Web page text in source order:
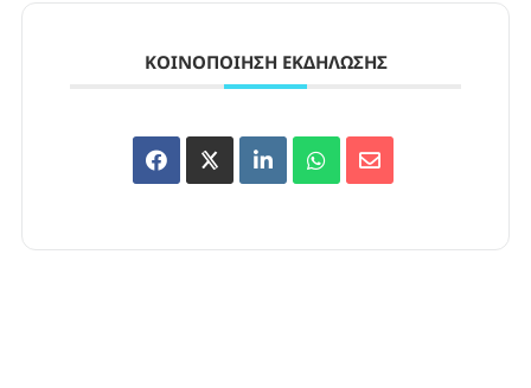
ΚΟΙΝΟΠΟΊΗΣΗ ΕΚΔΉΛΩΣΗΣ